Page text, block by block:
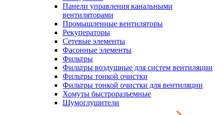
Панели управления канальными
вентиляторами
Промышленные вентиляторы
Рекуператоры
Сетевые элементы
Фасонные элементы
Фильтры
Фильтры воздушные для систем вентиляции
Фильтры тонкой очистки
Фильтры тонкой очистки для вентиляции
Хомуты быстроразъемные
Шумоглушители